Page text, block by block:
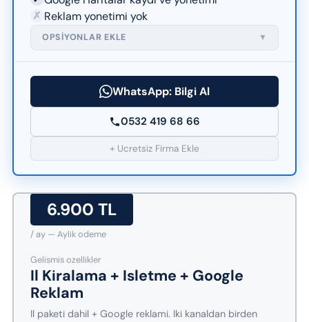
✗ Reklam yonetimi yok
OPSIYONLAR EKLE ▼
WhatsApp: Bilgi Al
0532 419 68 66
+ Ucretsiz Firma Ekle
6.900 TL
/ ay — Aylik odeme
Gelismis ozellikler
Il Kiralama + Isletme + Google
Reklam
Il paketi dahil + Google reklami. Iki kanaldan birden